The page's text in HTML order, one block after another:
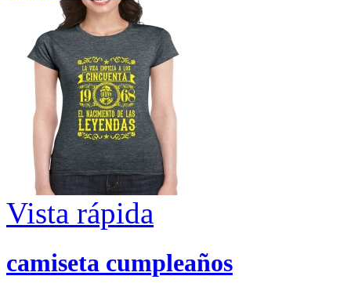
Vista rápida
camiseta cumpleaños